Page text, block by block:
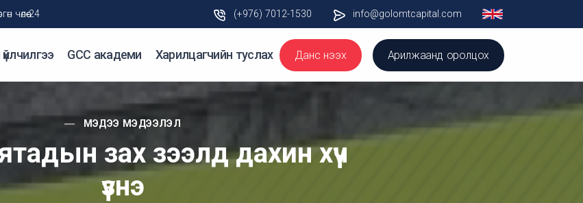
24 (+976) 7012-1530 info@golomtcapital.com
GCC академи Харилцагчийн туслах Данс нээх Арилжаанд оролцох
МЭДЭЭ МЭДЭЭЛЭЛ
зах зээлд дахин хүч
үзнэ